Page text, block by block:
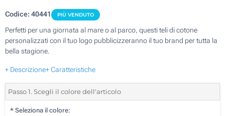
Codice:40441 PIÙ VENDUTO
Perfetti per una giornata al mare o al parco, questi teli di cotone
personalizzati con il tuo logo pubblicizzeranno il tuo brand per tutta la
bella stagione.
+ Descrizione+ Caratteristiche
Passo 1. Scegli il colore dell'articolo
* Seleziona il colore: